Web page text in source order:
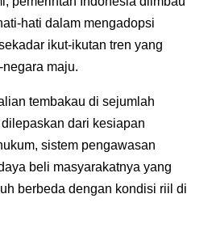
hati dalam mengadopsi
ikut-ikutan tren yang
maju.
tembakau di sejumlah
dari kesiapan
sistem pengawasan
beli masyarakatnya yang
berbeda dengan kondisi riil di